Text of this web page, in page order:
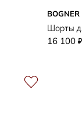
BOGNER
Шорты
16 100 ₽